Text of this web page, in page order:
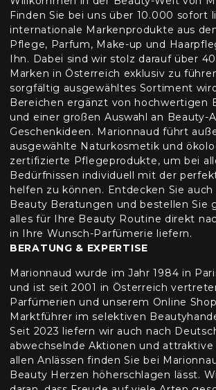
Finden Sie bei uns über 10.000 sofort
internationale Markenprodukte aus
Pflege, Parfum, Make-up und
Ihn. Dabei sind wir stolz darauf über
Marken in Österreich exklusiv zu
sorgfältig ausgewähltes Sortiment
Bereichen ergänzt von hochwertigen
und einer großen Auswahl an Beauty-
Geschenkideen. Marionnaud führt
ausgewählte Naturkosmetik und
zertifizierte Pflegeprodukte, um bei
Bedürfnissen individuell mit der
helfen zu können. Entdecken Sie auch
Beauty Beratungen und bestellen Sie
alles für Ihre Beauty Routine direkt
in Ihre Wunsch-Parfümerie liefern.
BERATUNG & EXPERTISE
Marionnaud wurde im Jahr 1984 in
und ist seit 2001 in Österreich
Parfümerien und unserem Online
Marktführer im selektiven
Seit 2023 liefern wir auch nach
abwechselnde Aktionen und
allen Anlässen finden Sie bei
Beauty Herzen höherschlagen lässt.